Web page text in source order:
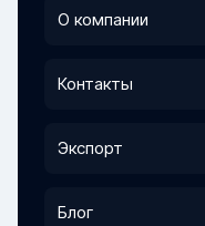
О компании
Контакты
Экспорт
Блог